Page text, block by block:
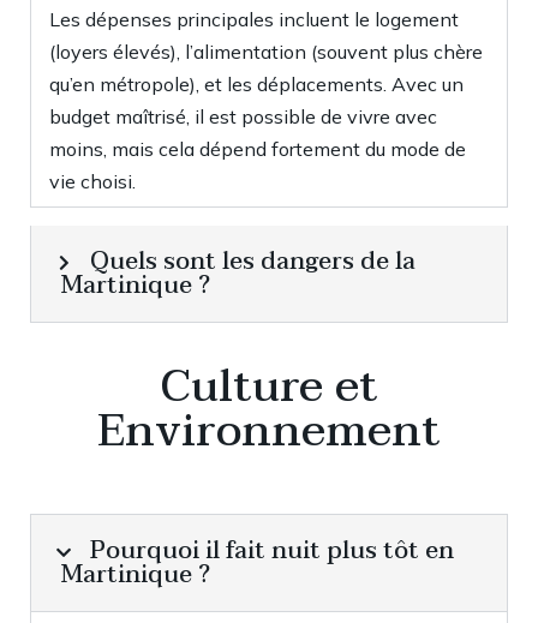
Les dépenses principales incluent le logement
(loyers élevés), l’alimentation (souvent plus chère
qu’en métropole), et les déplacements. Avec un
budget maîtrisé, il est possible de vivre avec
moins, mais cela dépend fortement du mode de
vie choisi.
Quels sont les dangers de la
Martinique ?
Culture et
Environnement
Pourquoi il fait nuit plus tôt en
Martinique ?